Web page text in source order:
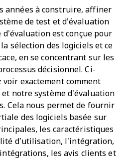
années à construire, affiner
de test et d’évaluation
est conçue pour
sélection des logiciels et ce
en se concentrant sur les
décisionnel. Ci-
voir exactement comment
notre système d’évaluation
Cela nous permet de fournir
des logiciels basée sur
les caractéristiques
d’utilisation, l’intégration,
les avis clients et